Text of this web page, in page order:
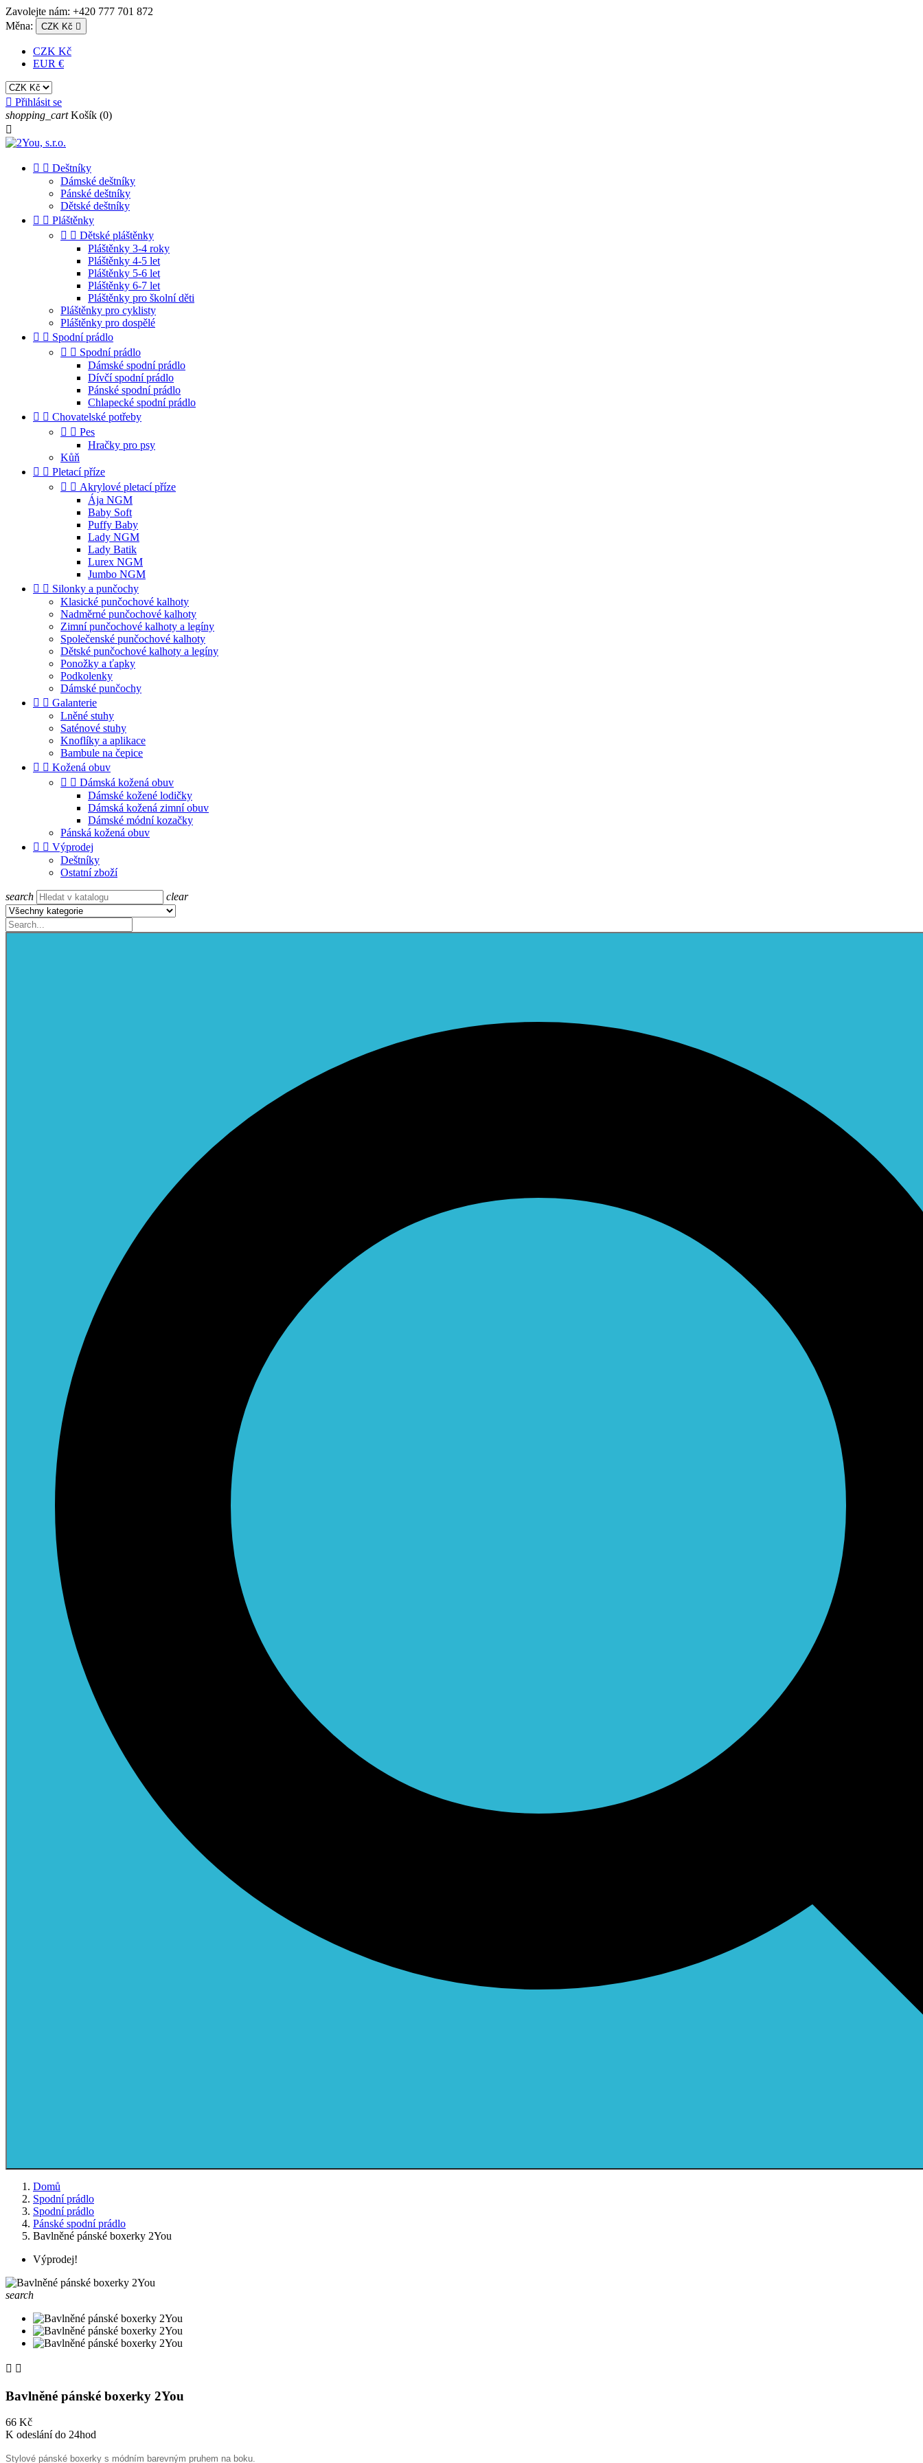
Zavolejte nám: +420 777 701 872
Měna:
CZK Kč 
CZK Kč
EUR €
 Přihlásit se
shopping_cart Košík (0)

  Deštníky
Dámské deštníky
Pánské deštníky
Dětské deštníky
  Pláštěnky
  Dětské pláštěnky
Pláštěnky 3-4 roky
Pláštěnky 4-5 let
Pláštěnky 5-6 let
Pláštěnky 6-7 let
Pláštěnky pro školní děti
Pláštěnky pro cyklisty
Pláštěnky pro dospělé
  Spodní prádlo
  Spodní prádlo
Dámské spodní prádlo
Dívčí spodní prádlo
Pánské spodní prádlo
Chlapecké spodní prádlo
  Chovatelské potřeby
  Pes
Hračky pro psy
Kůň
  Pletací příze
  Akrylové pletací příze
Ája NGM
Baby Soft
Puffy Baby
Lady NGM
Lady Batik
Lurex NGM
Jumbo NGM
  Silonky a punčochy
Klasické punčochové kalhoty
Nadměrné punčochové kalhoty
Zimní punčochové kalhoty a legíny
Společenské punčochové kalhoty
Dětské punčochové kalhoty a legíny
Ponožky a ťapky
Podkolenky
Dámské punčochy
  Galanterie
Lněné stuhy
Saténové stuhy
Knoflíky a aplikace
Bambule na čepice
  Kožená obuv
  Dámská kožená obuv
Dámské kožené lodičky
Dámská kožená zimní obuv
Dámské módní kozačky
Pánská kožená obuv
  Výprodej
Deštníky
Ostatní zboží
search clear
Domů
Spodní prádlo
Spodní prádlo
Pánské spodní prádlo
Bavlněné pánské boxerky 2You
Výprodej!
search
 
Bavlněné pánské boxerky 2You
66 Kč
K odeslání do 24hod
Stylové pánské boxerky s módním barevným pruhem na boku.